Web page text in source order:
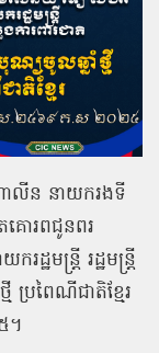
លីន នាយករងទី
គោរពជូនពរ
ឋមន្ត្រី រដ្ឋមន្ត្រី
ប្រពៃណីជាតិខ្មែរ
។